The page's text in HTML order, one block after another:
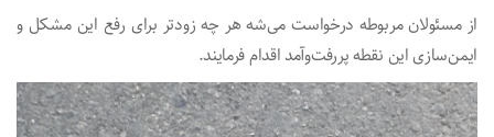
از مسئولان مربوطه درخواست می‌شه هر چه زودتر برای رفع این مشکل و
ایمن‌سازی این نقطه پررفت‌وآمد اقدام فرمایند.